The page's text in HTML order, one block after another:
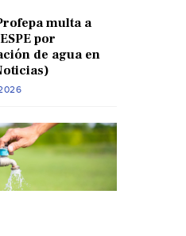
multa a
por
de agua en